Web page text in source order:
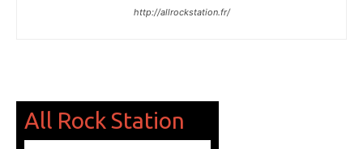
http://allrockstation.fr/